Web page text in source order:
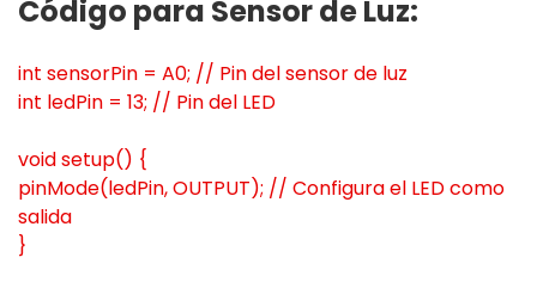
Código para Sensor de Luz:
int sensorPin = A0; // Pin del sensor de luz
int ledPin = 13; // Pin del LED
void setup() {
pinMode(ledPin, OUTPUT); // Configura el LED como
salida
}